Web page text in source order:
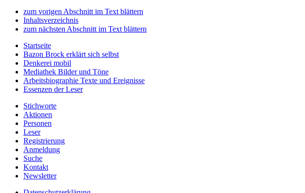
zum vorigen Abschnitt im Text blättern
Inhaltsverzeichnis
zum nächsten Abschnitt im Text blättern
Startseite
Bazon Brock erklärt sich selbst
Denkerei mobil
Mediathek Bilder und Töne
Arbeitsbiographie Texte und Ereignisse
Essenzen der Leser
Stichworte
Aktionen
Personen
Leser
Registrierung
Anmeldung
Suche
Kontakt
Newsletter